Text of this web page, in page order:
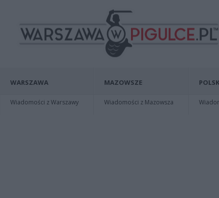
WARSZAWA
Wiadomości z Warszawy
MAZOWSZE
Wiadomości z Mazowsza